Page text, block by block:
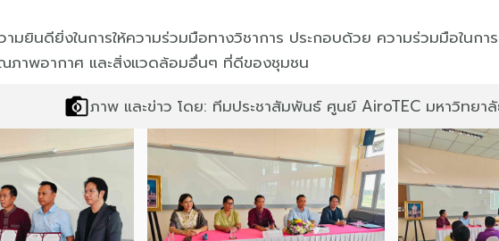
ยินดียิ่งในการให้ความร่วมมือทางวิชาการ ประกอบด้วย ความร่วมมือในการ
ณภาพอากาศ และสิ่งแวดล้อมอื่นๆ ที่ดีของชุมชน
ภาพ และข่าว โดย: ทีมประชาสัมพันธ์ ศูนย์ AiroTEC มหาวิทยาลั